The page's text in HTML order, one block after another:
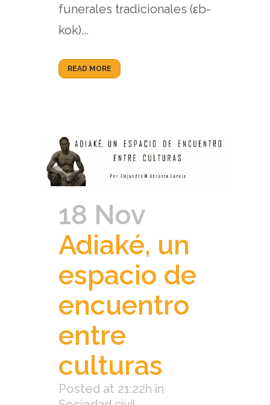
funerales tradicionales (εb-
kok)...
READ MORE
18 Nov
Adiaké, un
espacio de
encuentro
entre
culturas
Posted at 21:22h in